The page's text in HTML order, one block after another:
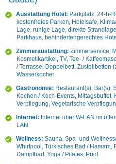
Ausstattung Hotel: Parkplatz, 24-h-
kostenfreies Parken, Hotelsafe,
Lage, ruhige Lage, direkte
Parkhaus, behindertengerechtes
Zimmeraustattung: Zimmerservice,
Kosmetikartikel, TV, Tee- /
/ Terrasse, Doppelbett, Zustellbetten
Wasserkocher
Gastronomie: Restaurant(s), Bar(s),
Kochen / Koch-Events,
Verpflegung, Vegetarische
Internet: Internet über W-LAN im
LAN
Wellness: Sauna, Spa- und
Whirlpool, Türkisches Bad / Hamam,
Dampfbad, Yoga / Pilates, Pool